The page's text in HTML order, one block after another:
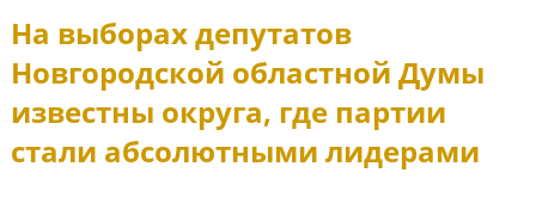
На выборах депутатов
Новгородской областной Думы
известны округа, где партии
стали абсолютными лидерами